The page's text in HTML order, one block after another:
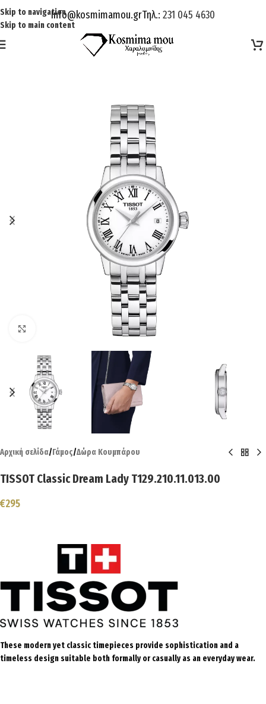
Skip to navigation
Skip to main content
Info@kosmimamou.grΤηλ.: 231 045 4630
Αρχική σελίδα/Γάμος/Δώρα Κουμπάρου
TISSOT Classic Dream Lady T129.210.11.013.00
€295
These modern yet classic timepieces provide sophistication and a
timeless design suitable both formally or casually as an everyday wear.